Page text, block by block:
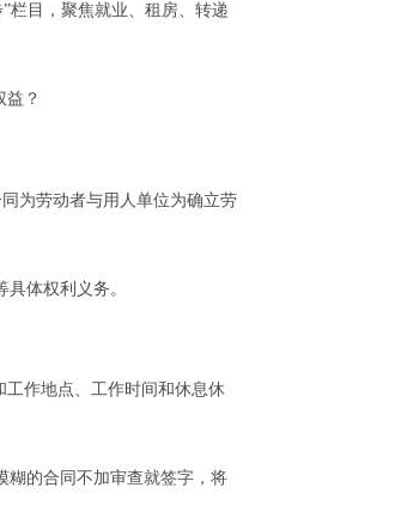
栏目，聚焦就业、租房、转递
益？
为劳动者与用人单位为确立劳
体权利义务。
工作地点、工作时间和休息休
糊的合同不加审查就签字，将